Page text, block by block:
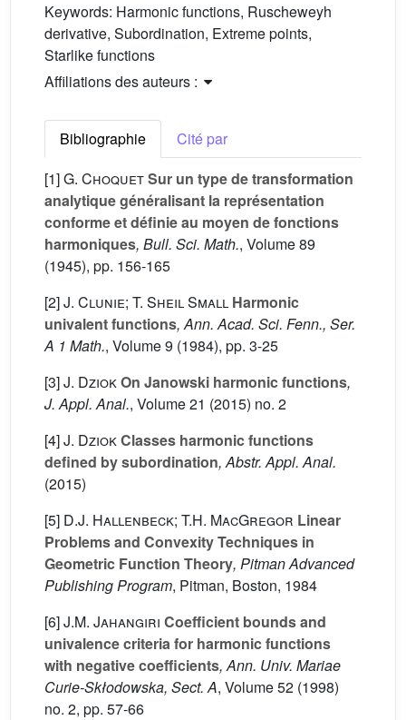
Keywords: Harmonic functions, Ruscheweyh
derivative, Subordination, Extreme points,
Starlike functions
Affiliations des auteurs :
Bibliographie
Cité par
[1]G. ChoquetSur un type de transformation
analytique généralisant la représentation
conforme et définie au moyen de fonctions
harmoniques, Bull. Sci. Math., Volume 89
(1945), pp. 156-165
[2]J. Clunie; T. Sheil Small Harmonic
univalent functions, Ann. Acad. Sci. Fenn., Ser.
A 1 Math., Volume 9 (1984), pp. 3-25
[3]J. DziokOn Janowski harmonic functions,
J. Appl. Anal., Volume 21 (2015) no. 2
[4]J. DziokClasses harmonic functions
defined by subordination, Abstr. Appl. Anal.
(2015)
[5] D.J. Hallenbeck; T.H. MacGregor Linear
Problems and Convexity Techniques in
Geometric Function Theory, Pitman Advanced
Publishing Program, Pitman, Boston, 1984
[6]J.M. Jahangiri Coefficient bounds and
univalence criteria for harmonic functions
with negative coefficients, Ann. Univ. Mariae
Curie-Skłodowska, Sect. A, Volume 52 (1998)
no. 2, pp. 57-66